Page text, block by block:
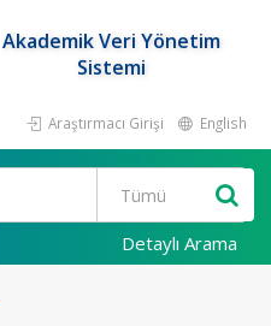
Akademik Veri Yönetim
Sistemi
Araştırmacı Girişi English
Detaylı Arama